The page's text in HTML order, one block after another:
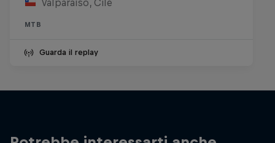
Valparaíso, Cile
MTB
Guarda il replay